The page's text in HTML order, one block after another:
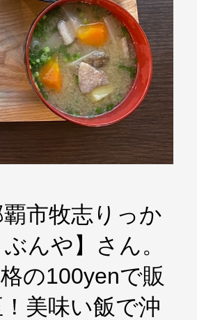
市牧志りっか
んや】さん。
の100yenで販
美味い飯で沖